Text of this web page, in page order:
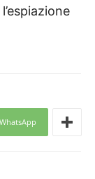
WhatsApp